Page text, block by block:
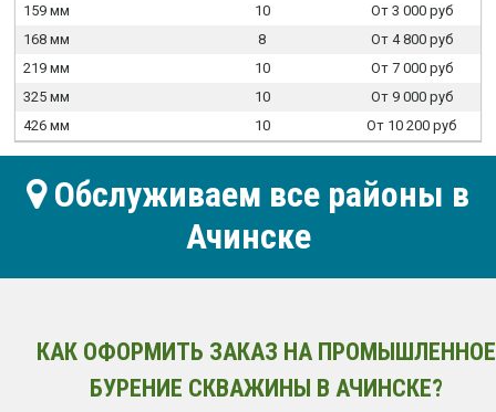
159 мм
10
От 3 000 руб
168 мм
8
От 4 800 руб
219 мм
10
От 7 000 руб
325 мм
10
От 9 000 руб
426 мм
10 От 10 200 руб
Обслуживаем все районы в
Ачинске
КАК ОФОРМИТЬ ЗАКАЗ НА ПРОМЫШЛЕННОЕ
БУРЕНИЕ СКВАЖИНЫ В АЧИНСКЕ?